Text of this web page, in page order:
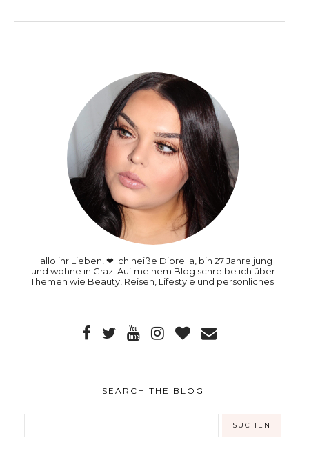
Hallo ihr Lieben! ❤ Ich heiße Diorella, bin 27 Jahre jung
und wohne in Graz. Auf meinem Blog schreibe ich über
Themen wie Beauty, Reisen, Lifestyle und persönliches.
SEARCH THE BLOG